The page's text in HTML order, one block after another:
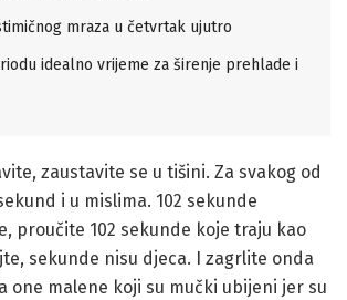
mraza u četvrtak ujutro
idealno vrijeme za širenje prehlade i
zaustavite se u tišini. Za svakog od
i u mislima. 102 sekunde
proučite 102 sekunde koje traju kao
sekunde nisu djeca. I zagrlite onda
one malene koji su mučki ubijeni jer su